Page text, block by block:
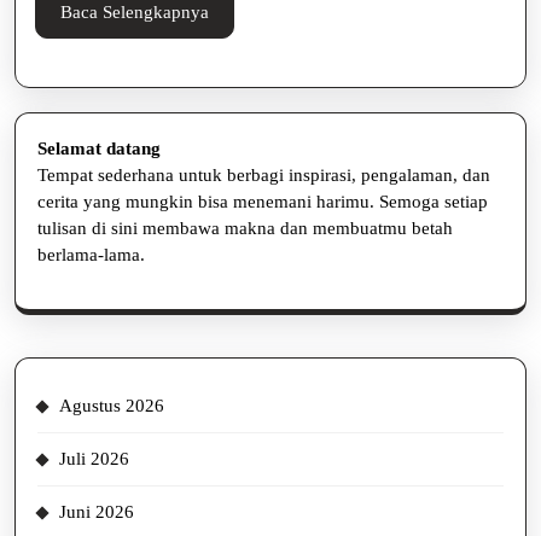
Baca Selengkapnya
Selengkapnya
Selamat datang
Tempat sederhana untuk berbagi inspirasi, pengalaman, dan
cerita yang mungkin bisa menemani harimu. Semoga setiap
tulisan di sini membawa makna dan membuatmu betah
berlama-lama.
Agustus 2026
Juli 2026
Juni 2026